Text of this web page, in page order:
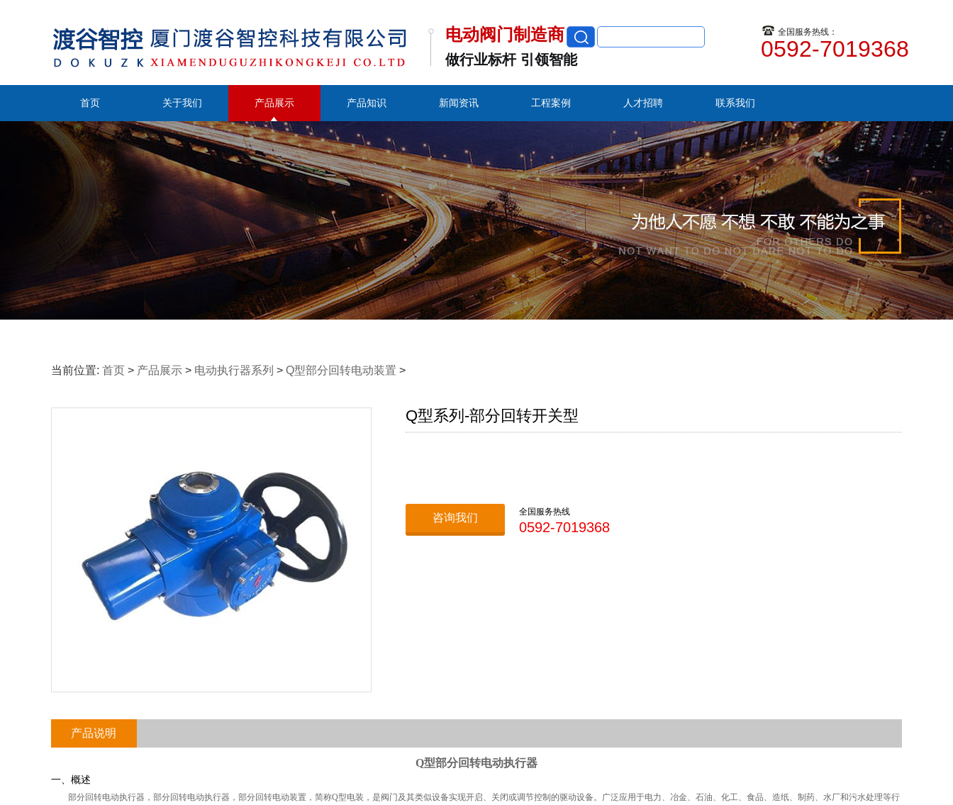
电动阀门制造商
做行业标杆 引领智能
全国服务热线：
0592-7019368
首页 关于我们 产品展示 产品知识 新闻资讯 工程案例 人才招聘 联系我们
当前位置: 首页 > 产品展示 > 电动执行器系列 > Q型部分回转电动装置 >
Q型系列-部分回转开关型
咨询我们 全国服务热线
0592-7019368
产品说明
Q型部分回转电动执行器
一、概述
部分回转电动执行器，部分回转电动执行器，部分回转电动装置，简称Q型电装，是阀门及其类似设备实现开启、关闭或调节控制的驱动设备。广泛应用于电力、冶金、石油、化工、食品、造纸、制药、水厂和污水处理等行